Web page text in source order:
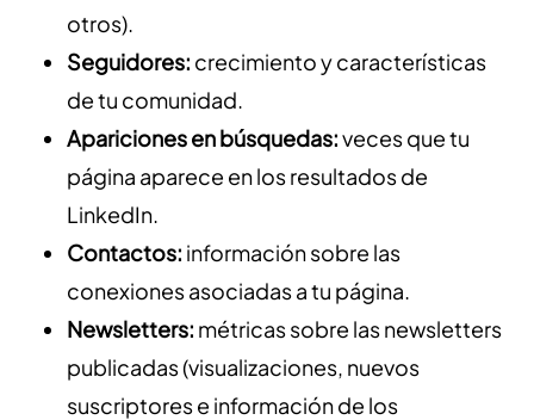
otros).
Seguidores: crecimiento y características
de tu comunidad.
Apariciones en búsquedas:veces quetu
página aparece en los resultados de
LinkedIn.
Contactos: información sobre las
conexiones asociadas a tu página.
Newsletters: métricas sobre las newsletters
publicadas (visualizaciones, nuevos
suscriptores e información de los